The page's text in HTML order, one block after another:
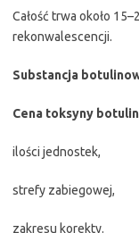
Całość trwa około
rekonwalescencji.
Substancja
Cena toksyny
ilości jednostek,
strefy zabiegowej,
zakresu korekty.